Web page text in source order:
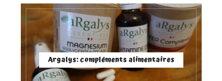
Argalys: compléments alimentaires